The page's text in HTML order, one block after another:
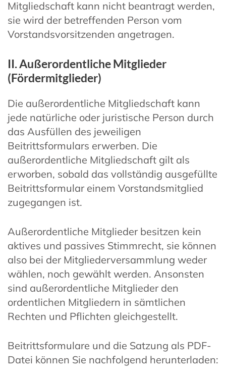
Mitgliedschaft kann nicht beantragt werden,
sie wird der betreffenden Person vom
Vorstandsvorsitzenden angetragen.
II. Außerordentliche Mitglieder
(Fördermitglieder)
Die außerordentliche Mitgliedschaft kann
jede natürliche oder juristische Person durch
das Ausfüllen des jeweiligen
Beitrittsformulars erwerben. Die
außerordentliche Mitgliedschaft gilt als
erworben, sobald das vollständig ausgefüllte
Beitrittsformular einem Vorstandsmitglied
zugegangen ist.
Außerordentliche Mitglieder besitzen kein
aktives und passives Stimmrecht, sie können
also bei der Mitgliederversammlung weder
wählen, noch gewählt werden. Ansonsten
sind außerordentliche Mitglieder den
ordentlichen Mitgliedern in sämtlichen
Rechten und Pflichten gleichgestellt.
Beitrittsformulare und die Satzung als PDF-
Datei können Sie nachfolgend herunterladen: